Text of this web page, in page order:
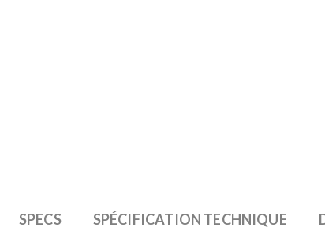
SPECS SPÉCIFICATION TECHNIQUE